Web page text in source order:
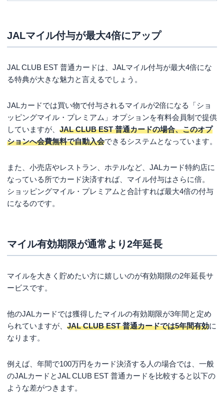
その仕上げとなるのがサクララウンジ（国内線）
ファーストクラスなどの利用者しか入室が許され
ない、まさにエリートのためのラウンジですが、
す。
ここでビジネスエリートの心構えを学んでもらお
うとしているのです。やっぱりJALは偉いです
ね。
JALマイル付与が最大4倍にアップ
JAL CLUB EST 普通カードは、JALマイル付与が最大4倍にな
る特典が大きな魅力と言えるでしょう。
JALカードでは買い物で付与されるマイルが2倍になる「ショ
ッピングマイル・プレミアム」オプションを有料会員制で提供
していますが、 JAL CLUB EST 普通カードの場合、このオプ
ションへ会費無料で自動入会できるシステムとなっています。
また、小売店やレストラン、ホテルなど、JALカード特約店に
なっている所でカード決済すれば、マイル付与はさらに倍。
ショッピングマイル・プレミアムと合計すれば最大4倍の付与
になるのです。
マイル有効期限が通常より2年延長
マイルを大きく貯めたい方に嬉しいのが有効期限の2年延長サ
ービスです。
他のJALカードでは獲得したマイルの有効期限が3年間と定め
られていますが、 JAL CLUB EST 普通カードでは5年間有効に
なります。
例えば、年間で100万円をカード決済する人の場合では、一般
のJALカードとJAL CLUB EST 普通カードを比較すると以下の
ような差がつきます。